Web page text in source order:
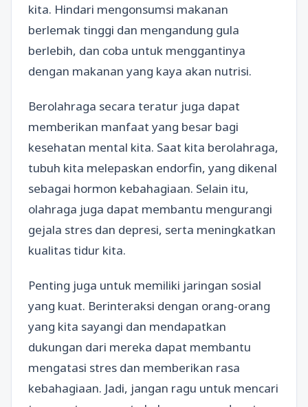
kita. Hindari mengonsumsi makanan
berlemak tinggi dan mengandung gula
berlebih, dan coba untuk menggantinya
dengan makanan yang kaya akan nutrisi.
Berolahraga secara teratur juga dapat
memberikan manfaat yang besar bagi
kesehatan mental kita. Saat kita berolahraga,
tubuh kita melepaskan endorfin, yang dikenal
sebagai hormon kebahagiaan. Selain itu,
olahraga juga dapat membantu mengurangi
gejala stres dan depresi, serta meningkatkan
kualitas tidur kita.
Penting juga untuk memiliki jaringan sosial
yang kuat. Berinteraksi dengan orang-orang
yang kita sayangi dan mendapatkan
dukungan dari mereka dapat membantu
mengatasi stres dan memberikan rasa
kebahagiaan. Jadi, jangan ragu untuk mencari